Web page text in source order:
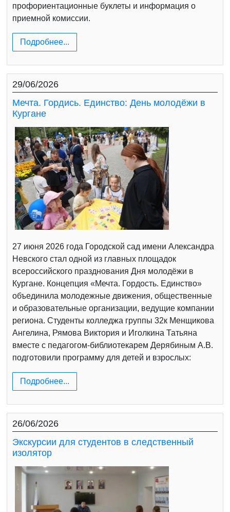
профориентационные буклеты и информация о
приемной комиссии.
Подробнее...
29/06/2026
Мечта. Гордись. Единство: День молодёжи в
Кургане
27 июня 2026 года Городской сад имени Александра
Невского стал одной из главных площадок
всероссийского празднования Дня молодёжи в
Кургане. Концепция «Мечта. Гордость. Единство»
объединила молодежные движения, общественные
и образовательные организации, ведущие компании
региона. Студенты колледжа группы 32к Менщикова
Ангелина, Рямова Виктория и Иголкина Татьяна
вместе с педагогом-библиотекарем Дерябиным А.В.
подготовили программу для детей и взрослых:
Подробнее...
26/06/2026
Экскурсии для студентов в следственный
изолятор